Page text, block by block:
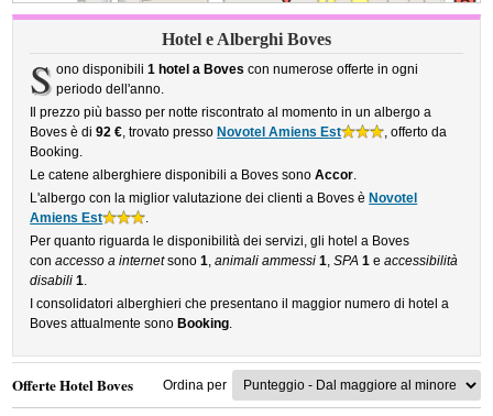
Hotel e Alberghi Boves
S ono disponibili 1 hotel a Boves con numerose offerte in ogni
periodo dell'anno.
Il prezzo più basso per notte riscontrato al momento in un albergo a
Boves è di92 €, trovato presso Novotel Amiens Est
, offerto da
Booking.
Le catene alberghiere disponibili a Boves sonoAccor.
L'albergo con la miglior valutazione dei clienti a Boves è Novotel
Amiens Est
.
Per quanto riguarda le disponibilità dei servizi, gli hotel a Boves
conaccesso a internetsono1,animali ammessi 1,SPA 1 eaccessibilità
disabili 1.
I consolidatori alberghieri che presentano il maggior numero di hotel a
Boves attualmente sono Booking.
Offerte Hotel Boves Ordina per